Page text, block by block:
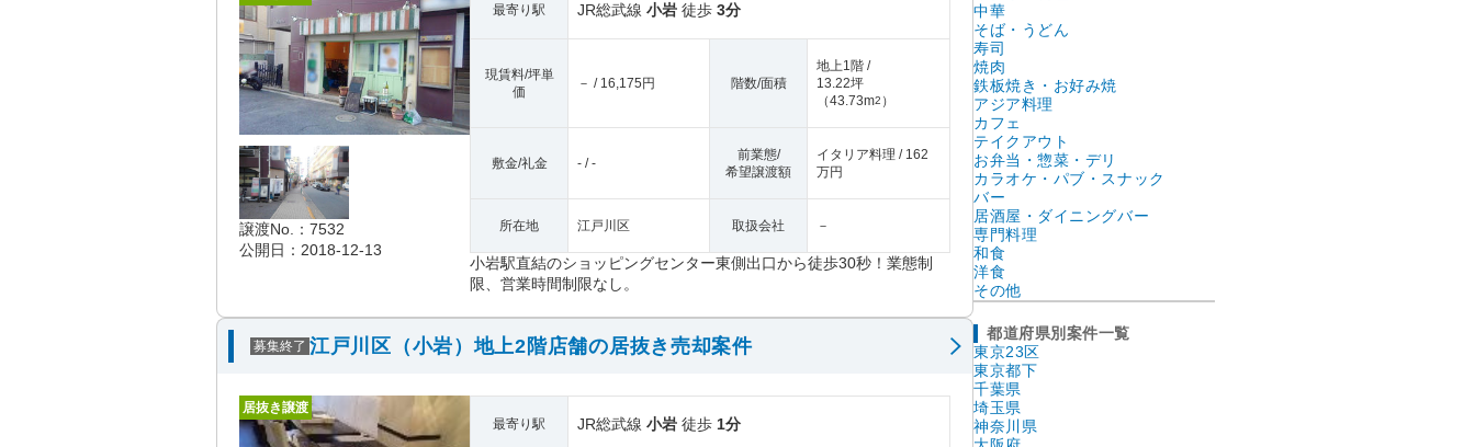
譲渡No.：7532
公開日：2018-12-13
最寄り駅 JR総武線 小岩 徒歩 3分
現賃料/坪単
価
－ / 16,175円 階数/面積
地上1階 /
13.22坪
（43.73m2 ）
敷金/礼金 - / -
前業態/
希望譲渡額
イタリア料理 / 162
万円
所在地 江戸川区 取扱会社 －
小岩駅直結のショッピングセンター東側出口から徒歩30秒！業態制
限、営業時間制限なし。
募集終了 江戸川区（小岩）地上2階店舗の居抜き売却案件
居抜き譲渡
最寄り駅 JR総武線 小岩 徒歩 1分
中華
そば・うどん
寿司
焼肉
鉄板焼き・お好み焼
アジア料理
カフェ
テイクアウト
お弁当・惣菜・デリ
カラオケ・パブ・スナック
バー
居酒屋・ダイニングバー
専門料理
和食
洋食
その他
都道府県別案件一覧
東京23区
東京都下
千葉県
埼玉県
神奈川県